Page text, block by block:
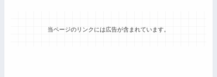
当ページのリンクには広告が含まれています。